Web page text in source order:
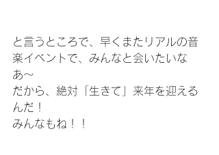
と言うところで、早くまたリアルの音
楽イベントで、みんなと会いたいな
あ〜
だから、絶対「生きて」来年を迎える
んだ！
みんなもね！！